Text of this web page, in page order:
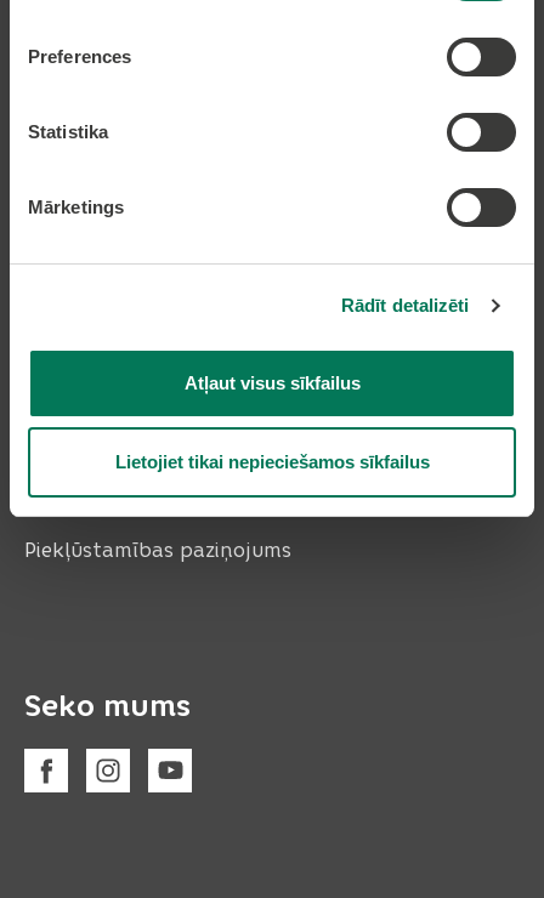
Preferences
Statistika
Mārketings
Rādīt detalizēti
Atļaut visus sīkfailus
Lietojiet tikai nepieciešamos sīkfailus
Kontakti
Zemgales iela 33, Olaine,
Tālruņi: 66954899, 20178620, 22318183
Piekļūstamības paziņojums
Seko mums